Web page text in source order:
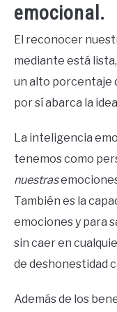
emocional.
El reconocer
mediante está
un alto porcentaje
por sí abarca la
La inteligencia
tenemos como
nuestras
También es la
emociones y para
sin caer en
de deshonestidad
Además de los